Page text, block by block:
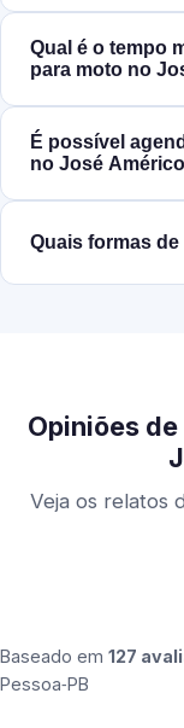
Qual é o tempo
para moto no
É possível
no José
Quais formas
Opiniões
Veja os relatos
Baseado em 127
Pessoa‑PB